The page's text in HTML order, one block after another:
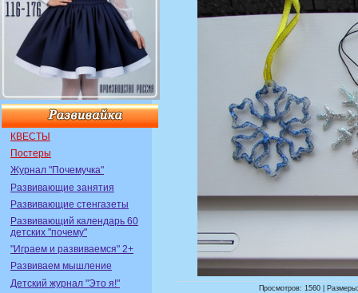
КВЕСТЫ
Постеры
Журнал "Почемучка"
Развивающие занятия
Развивающие стенгазеты
Развивающий календарь 60
детских "почему"
"Играем и развиваемся" 2+
Развиваем мышление
Детский журнал "Это я!"
Просмотров: 1560 |